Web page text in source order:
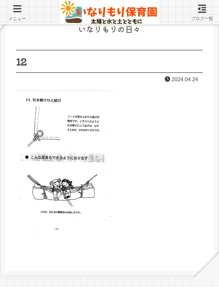
いなりもりの日々
12
2024.04.24
メニュー ブログ一覧